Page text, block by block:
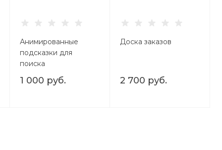
Анимированные
подсказки для
поиска
1 000 руб.
Доска заказов
2 700 руб.